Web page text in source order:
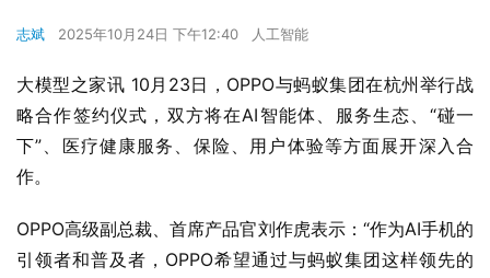
志斌 2025年10月24日 下午12:40 人工智能
大模型之家讯 10月23日，OPPO与蚂蚁集团在杭州举行战
略合作签约仪式，双方将在AI智能体、服务生态、“碰一
下”、医疗健康服务、保险、用户体验等方面展开深入合
作。
OPPO高级副总裁、首席产品官刘作虎表示：“作为AI手机的
引领者和普及者，OPPO希望通过与蚂蚁集团这样领先的